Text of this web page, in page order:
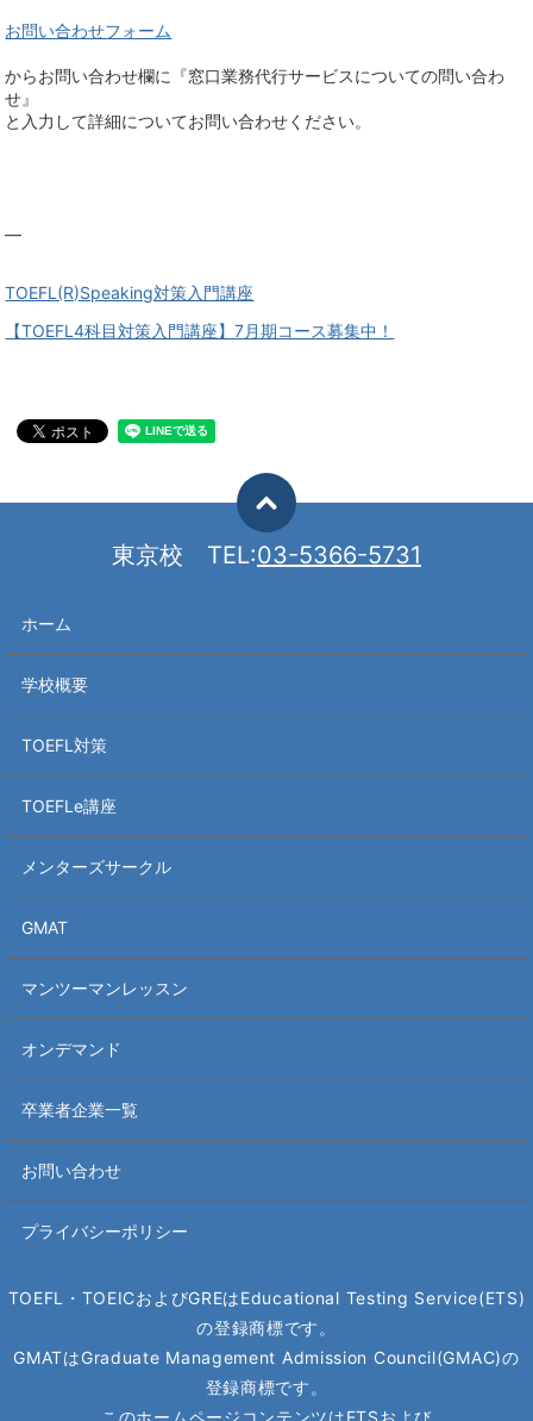
お問い合わせフォーム
からお問い合わせ欄に『窓口業務代行サービスについての問い合わ
せ』
と入力して詳細についてお問い合わせください。
—
TOEFL(R)Speaking対策入門講座
【TOEFL4科目対策入門講座】7月期コース募集中！
東京校 TEL:03-5366-5731
ホーム
学校概要
TOEFL対策
TOEFLe講座
メンターズサークル
GMAT
マンツーマンレッスン
オンデマンド
卒業者企業一覧
お問い合わせ
プライバシーポリシー
TOEFL・TOEICおよびGREはEducational Testing Service(ETS)
の登録商標です。
GMATはGraduate Management Admission Council(GMAC)の
登録商標です。
このホームページコンテンツはETSおよび